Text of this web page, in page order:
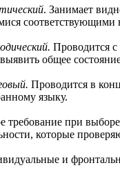
. Занимает
соответствующими
Проводится
общее
Проводится в
языку.
требование при
которые
и